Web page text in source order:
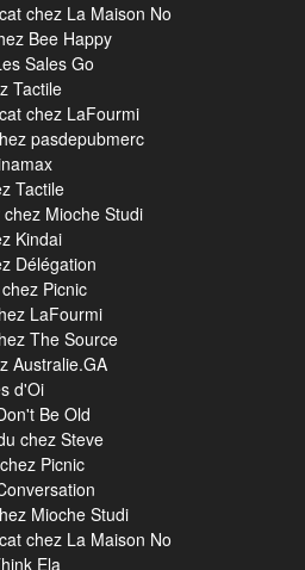
chez La Maison No
Bee Happy
Sales Go
Tactile
chez LaFourmi
pasdepubmerc
Tactile
Mioche Studi
Kindai
Délégation
Picnic
LaFourmi
The Source
Australie.GA
d'Oi
Be Old
chez Steve
Picnic
Mioche Studi
chez La Maison No
Ela